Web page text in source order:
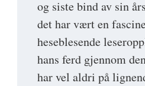
og siste bind av sin
det har vært en
heseblesende
hans ferd gjennom
har vel aldri på